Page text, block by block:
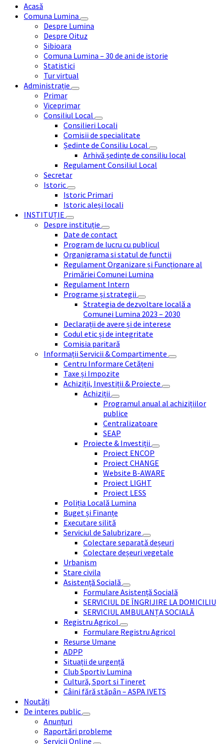
Acasă
Comuna Lumina
Despre Lumina
Despre Oituz
Sibioara
Comuna Lumina – 30 de ani de istorie
Statistici
Tur virtual
Administrație
Primar
Viceprimar
Consiliul Local
Consilieri Locali
Comisii de specialitate
Ședinte de Consiliu Local
Arhivă ședințe de consiliu local
Regulament Consiliul Local
Secretar
Istoric
Istoric Primari
Istoric aleși locali
INSTITUȚIE
Despre instituție
Date de contact
Program de lucru cu publicul
Organigrama si statul de functii
Regulament Organizare și Funcționare al
Primăriei Comunei Lumina
Regulament Intern
Programe și strategii
Strategia de dezvoltare locală a
Comunei Lumina 2023 – 2030
Declarații de avere și de interese
Codul etic și de integritate
Comisia paritară
Informații Servicii & Compartimente
Centru Informare Cetățeni
Taxe și Impozite
Achiziții, Investiții & Proiecte
Achiziții
Programul anual al achizițiilor
publice
Centralizatoare
SEAP
Proiecte & Investiții
Proiect ENCOP
Proiect CHANGE
Website B-AWARE
Proiect LIGHT
Proiect LESS
Poliția Locală Lumina
Buget și Finanțe
Executare silită
Serviciul de Salubrizare
Colectare separată deșeuri
Colectare deșeuri vegetale
Urbanism
Stare civila
Asistență Socială
Formulare Asistență Socială
SERVICIUL DE ÎNGRIJIRE LA DOMICILIU
SERVICIUL AMBULANȚA SOCIALĂ
Registru Agricol
Formulare Registru Agricol
Resurse Umane
ADPP
Situații de urgență
Club Sportiv Lumina
Cultură, Sport si Tineret
Câini fără stăpân – ASPA IVETS
Noutăți
De interes public
Anunțuri
Raportări probleme
Servicii Online